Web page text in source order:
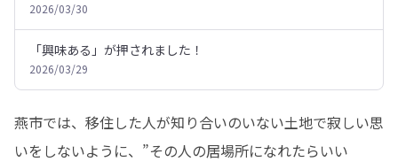
2026/03/30
「興味ある」が押されました！
2026/03/29
燕市では、移住した人が知り合いのいない土地で寂しい思
いをしないように、”その人の居場所になれたらいい